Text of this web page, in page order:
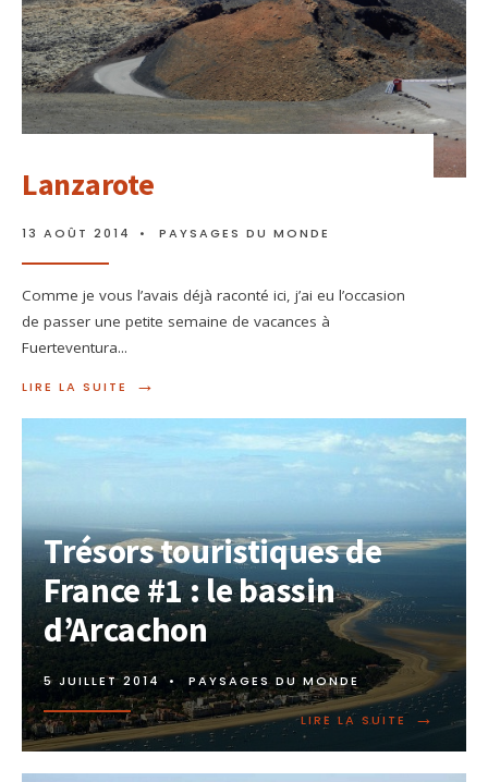
Lanzarote
13 AOÛT 2014 • PAYSAGES DU MONDE
Comme je vous l’avais déjà raconté ici, j’ai eu l’occasion
de passer une petite semaine de vacances à
Fuerteventura...
LIRE LA SUITE →
Trésors touristiques de
France #1 : le bassin
d’Arcachon
5 JUILLET 2014 • PAYSAGES DU MONDE
LIRE LA SUITE →